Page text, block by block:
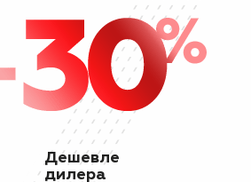
Дешевле
дилера